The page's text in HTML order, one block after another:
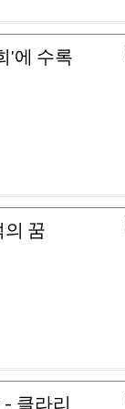
'에 수록
의 꿈
- 클라리